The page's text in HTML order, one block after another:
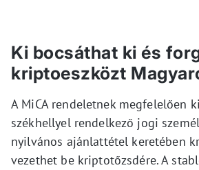
Ki bocsáthat ki és
kriptoeszközt
A MiCA rendeletnek megfelelően
székhellyel rendelkező jogi
nyilvános ajánlattétel keretében
vezethet be kriptotőzsdére. A